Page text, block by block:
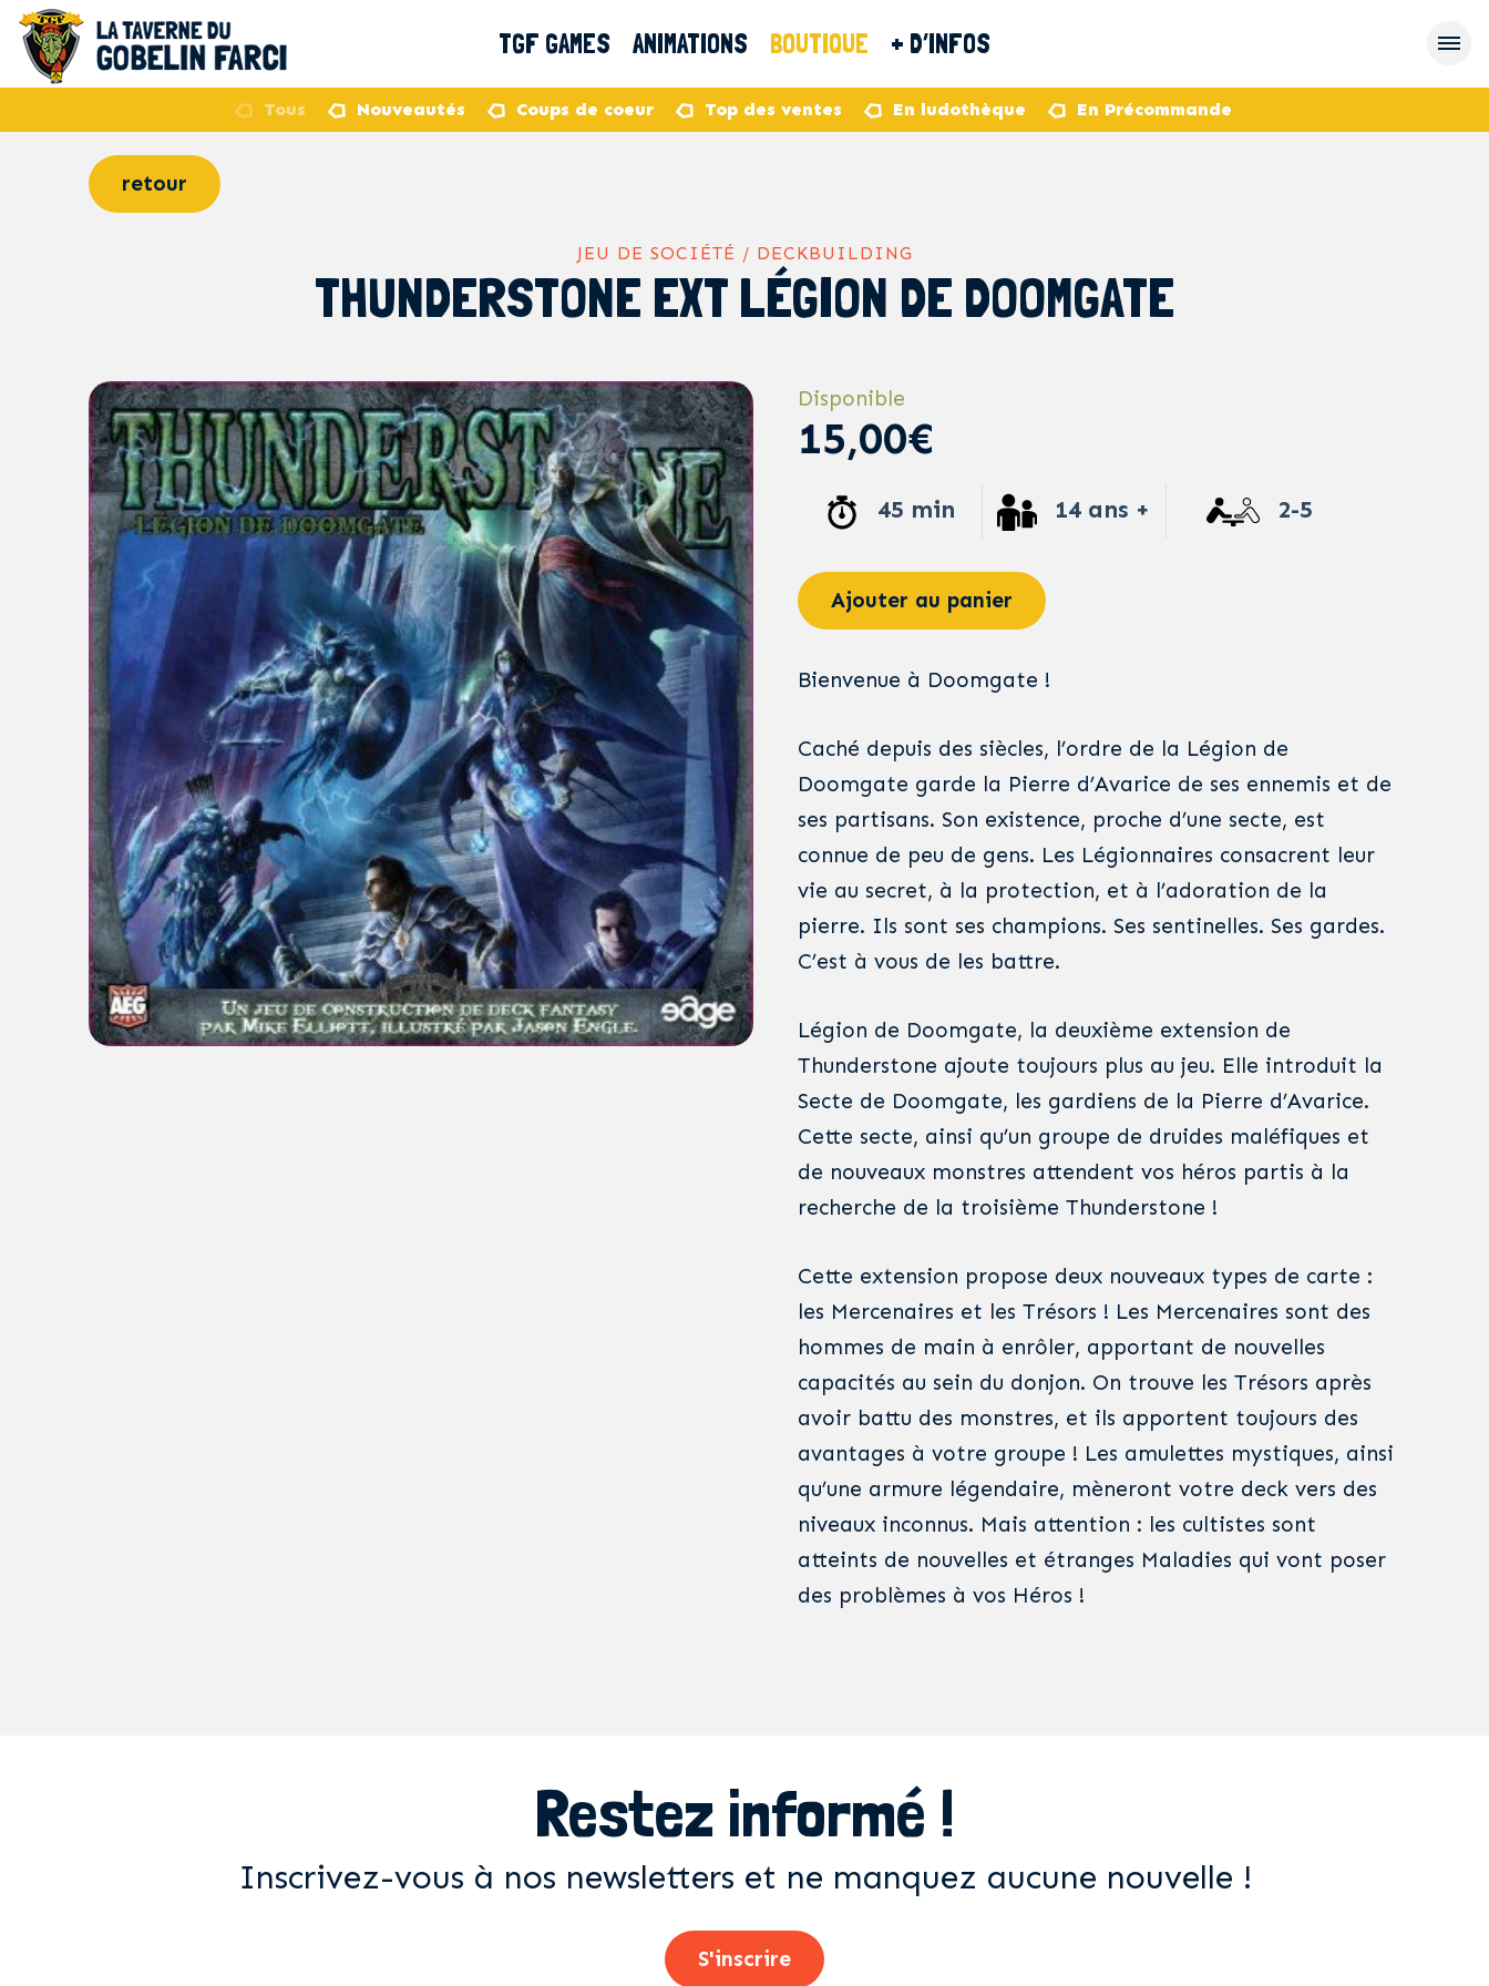
TGF GAMES ANIMATIONS BOUTIQUE + D’INFOS
Tous Nouveautés Coups de coeur Top des ventes En ludothèque En Précommande
retour
JEU DE SOCIÉTÉ / DECKBUILDING
THUNDERSTONE EXT LÉGION DE DOOMGATE
Disponible
15,00€
45 min 14 ans + 2-5
Ajouter au panier
Bienvenue à Doomgate !
Caché depuis des siècles, l’ordre de la Légion de
Doomgate garde la Pierre d’Avarice de ses ennemis et de
ses partisans. Son existence, proche d’une secte, est
connue de peu de gens. Les Légionnaires consacrent leur
vie au secret, à la protection, et à l’adoration de la
pierre. Ils sont ses champions. Ses sentinelles. Ses gardes.
C’est à vous de les battre.
Légion de Doomgate, la deuxième extension de
Thunderstone ajoute toujours plus au jeu. Elle introduit la
Secte de Doomgate, les gardiens de la Pierre d’Avarice.
Cette secte, ainsi qu’un groupe de druides maléfiques et
de nouveaux monstres attendent vos héros partis à la
recherche de la troisième Thunderstone !
Cette extension propose deux nouveaux types de carte :
les Mercenaires et les Trésors ! Les Mercenaires sont des
hommes de main à enrôler, apportant de nouvelles
capacités au sein du donjon. On trouve les Trésors après
avoir battu des monstres, et ils apportent toujours des
avantages à votre groupe ! Les amulettes mystiques, ainsi
qu’une armure légendaire, mèneront votre deck vers des
niveaux inconnus. Mais attention : les cultistes sont
atteints de nouvelles et étranges Maladies qui vont poser
des problèmes à vos Héros !
Restez informé !
Inscrivez-vous à nos newsletters et ne manquez aucune nouvelle !
S'inscrire